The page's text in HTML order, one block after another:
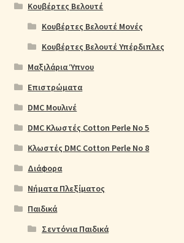
Κουβέρτες Βελουτέ
Κουβέρτες Βελουτέ Μονές
Κουβέρτες Βελουτέ Υπέρδιπλες
Μαξιλάρια Ύπνου
Επιστρώματα
DMC Μουλινέ
DMC Κλωστές Cotton Perle No 5
Κλωστές DMC Cotton Perle No 8
Διάφορα
Νήματα Πλεξίματος
Παιδικά
Σεντόνια Παιδικά